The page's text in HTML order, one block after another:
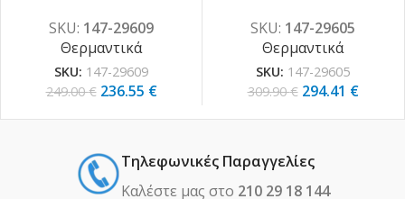
SKU: 147-29609
Θερμαντικά
SKU: 147-29609
249.00€ 236.55 €
SKU: 147-29605
Θερμαντικά
SKU: 147-29605
309.90€ 294.41 €
Τηλεφωνικές Παραγγελίες
Καλέστε μας στο 210 29 18 144